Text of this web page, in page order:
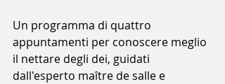
Un programma di quattro
appuntamenti per conoscere meglio
il nettare degli dei, guidati
dall'esperto maître de salle e